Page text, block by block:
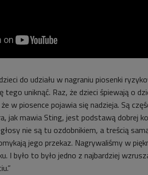
do udziału w nagraniu piosenki
tego uniknąć. Raz, że dzieci śpiewają o
w piosence pojawia się nadzieja. Są
jak mawia Sting, jest podstawą dobrej
nie są tu ozdobnikiem, a treścią
jego przekaz. Nagrywaliśmy w
I było to było jedno z najbardziej